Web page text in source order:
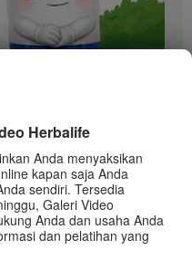
Herbalife
Anda menyaksikan
kapan saja Anda
sendiri. Tersedia
Galeri Video
Anda dan usaha Anda
dan pelatihan yang